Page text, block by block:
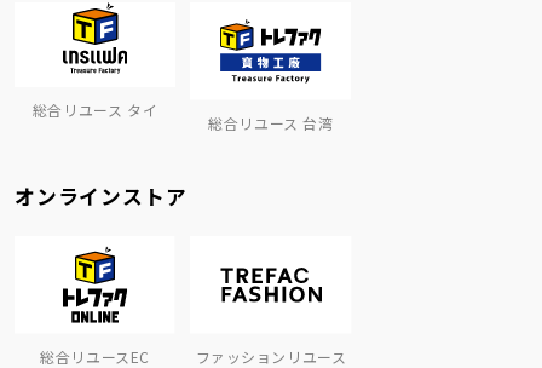
総合リユース タイ
総合リユース 台湾
オンラインストア
総合リユースEC
ファッションリユース